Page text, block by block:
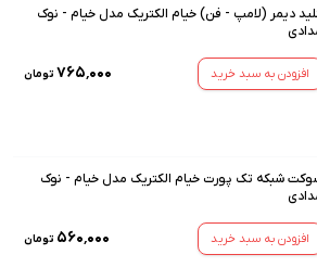
دیمر (لامپ - فن) خیام الکتریک مدل خیام - نوک
افزودن به سبد خرید ۷۶۵٬۰۰۰ تومان
شبکه تک پورت خیام الکتریک مدل خیام - نوک
افزودن به سبد خرید ۵۶۰٬۰۰۰ تومان